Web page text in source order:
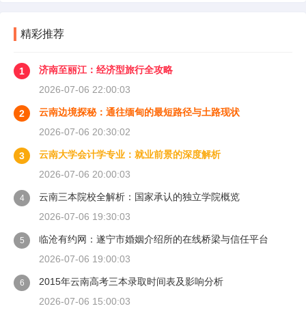
精彩推荐
1
济南至丽江：经济型旅行全攻略
2026-07-06 22:00:03
2
云南边境探秘：通往缅甸的最短路径与土路现状
2026-07-06 20:30:02
3
云南大学会计学专业：就业前景的深度解析
2026-07-06 20:00:03
4
云南三本院校全解析：国家承认的独立学院概览
2026-07-06 19:30:03
5
临沧有约网：遂宁市婚姻介绍所的在线桥梁与信任平台
2026-07-06 19:00:03
6
2015年云南高考三本录取时间表及影响分析
2026-07-06 15:00:03